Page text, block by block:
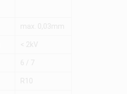
max. 0,03mm
< 2kV
6 / 7
R10